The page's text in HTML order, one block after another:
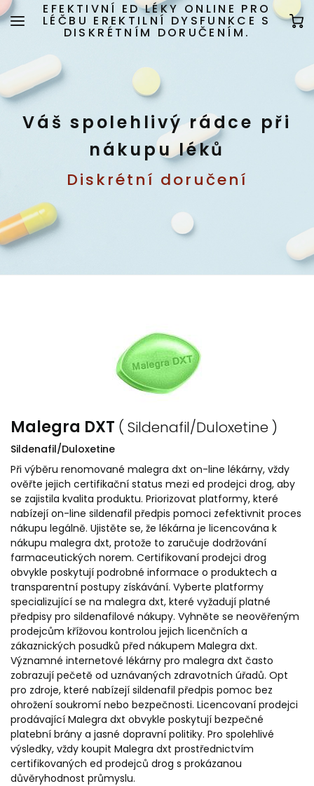
EFEKTIVNÍ ED LÉKY ONLINE PRO
LÉČBU EREKTILNÍ DYSFUNKCE S
DISKRÉTNÍM DORUČENÍM.
Váš spolehlivý rádce při
nákupu léků
Diskrétní doručení
Malegra DXT ( Sildenafil/Duloxetine )
Sildenafil/Duloxetine
Při výběru renomované malegra dxt on-line lékárny, vždy
ověřte jejich certifikační status mezi ed prodejci drog, aby
se zajistila kvalita produktu. Priorizovat platformy, které
nabízejí on-line sildenafil předpis pomoci zefektivnit proces
nákupu legálně. Ujistěte se, že lékárna je licencována k
nákupu malegra dxt, protože to zaručuje dodržování
farmaceutických norem. Certifikovaní prodejci drog
obvykle poskytují podrobné informace o produktech a
transparentní postupy získávání. Vyberte platformy
specializující se na malegra dxt, které vyžadují platné
předpisy pro sildenafilové nákupy. Vyhněte se neověřeným
prodejcům křížovou kontrolou jejich licenčních a
zákaznických posudků před nákupem Malegra dxt.
Významné internetové lékárny pro malegra dxt často
zobrazují pečetě od uznávaných zdravotních úřadů. Opt
pro zdroje, které nabízejí sildenafil předpis pomoc bez
ohrožení soukromí nebo bezpečnosti. Licencovaní prodejci
prodávající Malegra dxt obvykle poskytují bezpečné
platební brány a jasné dopravní politiky. Pro spolehlivé
výsledky, vždy koupit Malegra dxt prostřednictvím
certifikovaných ed prodejců drog s prokázanou
důvěryhodnost průmyslu.